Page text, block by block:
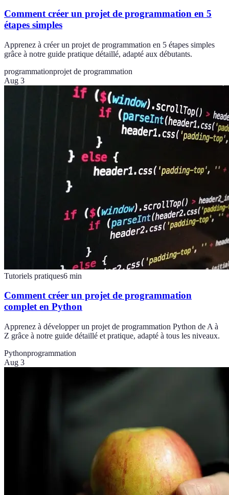
Comment créer un projet de programmation en 5
étapes simples
Apprenez à créer un projet de programmation en 5 étapes simples
grâce à notre guide pratique détaillé, adapté aux débutants.
programmationprojet de programmation
Aug 3
Tutoriels pratiques6 min
Comment créer un projet de programmation
complet en Python
Apprenez à développer un projet de programmation Python de A à
Z grâce à notre guide détaillé et pratique, adapté à tous les niveaux.
Pythonprogrammation
Aug 3